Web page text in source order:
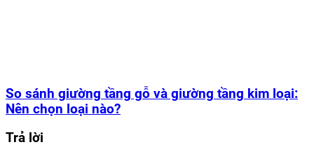
So sánh giường tầng gỗ và giường tầng kim loại:
Nên chọn loại nào?
Trả lời